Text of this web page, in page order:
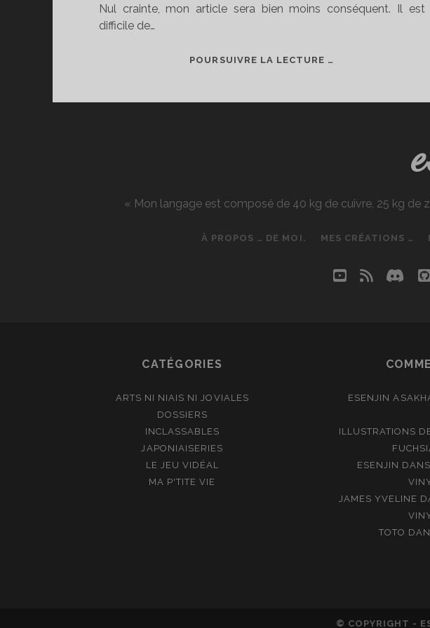
Nul crainte, mon article sera bien moins conséquent. Il est
difficile de…
POURSUIVRE LA LECTURE …
« Mon langage est composé de 40 kg de cuivre, 25 kg de
À PROPOS … DE MOI. MES CRÉATIONS …
youtube
rss
CATÉGORIES
ARTS NI NIAIS NI JOVIALES
DOSSIERS
INCLASSABLES
JAPONIAISERIES
LE JEU VIDÉAL
MA P'TITE VIE
ESENJIN
ILLUSTRATIONS
ESENJIN
JAMES YVELINE
TOTO
© COPYRIGHT -